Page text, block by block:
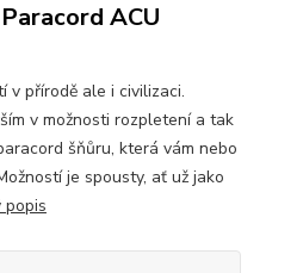
ACU
v přírodě ale i civilizaci.
v možnosti rozpletení a tak
šňůru, která vám nebo
je spousty, ať už jako
popis